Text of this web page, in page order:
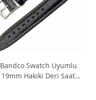
Bandco Swatch Uyumlu
19mm Hakiki Deri Saat